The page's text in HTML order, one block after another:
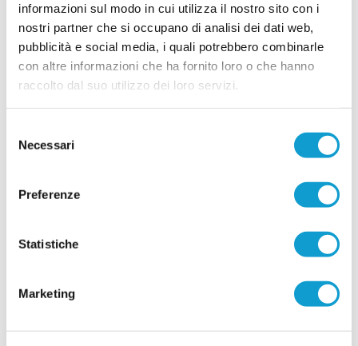
informazioni sul modo in cui utilizza il nostro sito con i
nostri partner che si occupano di analisi dei dati web,
pubblicità e social media, i quali potrebbero combinarle
con altre informazioni che ha fornito loro o che hanno
raccolto dal suo utilizzo dei loro servizi.
delNecessari
Preferenze
Statistiche
Marketing
MONTICELLI. Conferme importanti per
Mariani Gibellieri e Mattei
ASCOLI PICENO. Il Monticelli Calcio comunica
che Marco Mariani Gibellieri e Giacomo Mattei
saranno due calciatori del Monticelli anche per la
vivere la loro quarta stagione in biancoazzurro. -
Prende ufficialmente il via la stagione 2026/2027,
componenti dello staff tecnico della Prima
Squadra, chiamati a guidare il gruppo nel nuovo
campionato. A ricoprire il ruolo di allenatore sarà
11/07/2026